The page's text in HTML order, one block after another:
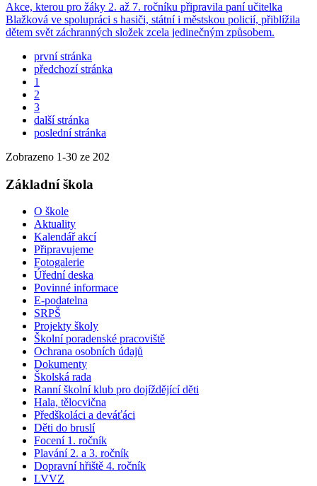
Akce, kterou pro žáky 2. až 7. ročníku připravila paní učitelka
Blažková ve spolupráci s hasiči, státní i městskou policií, přiblížila
dětem svět záchranných složek zcela jedinečným způsobem.
první stránka
předchozí stránka
1
2
3
další stránka
poslední stránka
Zobrazeno 1-30 ze 202
Základní škola
O škole
Aktuality
Kalendář akcí
Připravujeme
Fotogalerie
Úřední deska
Povinné informace
E-podatelna
SRPŠ
Projekty školy
Školní poradenské pracoviště
Ochrana osobních údajů
Dokumenty
Školská rada
Ranní školní klub pro dojíždějící děti
Hala, tělocvična
Předškoláci a deváťáci
Děti do bruslí
Focení 1. ročník
Plavání 2. a 3. ročník
Dopravní hřiště 4. ročník
LVVZ